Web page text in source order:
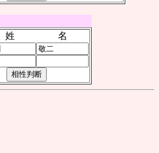
姓
名